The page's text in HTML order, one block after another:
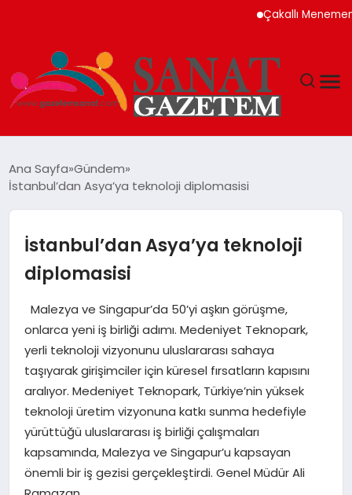
Çakallı Menemeni
SIYASET
SPOR
YAŞAM
EKONOMI
SAĞLIK
DÜNYA
EĞITIM
Ana Sayfa Gündem
İstanbul’dan Asya’ya teknoloji diplomasisi
İstanbul’dan Asya’ya teknoloji
diplomasisi
Malezya ve Singapur’da 50’yi aşkın görüşme,
onlarca yeni iş birliği adımı. Medeniyet Teknopark,
yerli teknoloji vizyonunu uluslararası sahaya
taşıyarak girişimciler için küresel fırsatların kapısını
aralıyor. Medeniyet Teknopark, Türkiye’nin yüksek
teknoloji üretim vizyonuna katkı sunma hedefiyle
yürüttüğü uluslararası iş birliği çalışmaları
kapsamında, Malezya ve Singapur’u kapsayan
önemli bir iş gezisi gerçekleştirdi. Genel Müdür Ali